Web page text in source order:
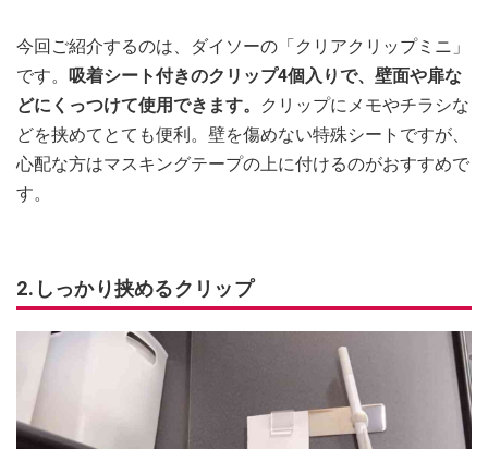
今回ご紹介するのは、ダイソーの「クリアクリップミニ」
です。 吸着シート付きのクリップ4個入りで、壁面や扉な
どにくっつけて使用できます。
クリップにメモやチラシな
どを挟めてとても便利。壁を傷めない特殊シートですが、
心配な方はマスキングテープの上に付けるのがおすすめで
す。
2.しっかり挟めるクリップ